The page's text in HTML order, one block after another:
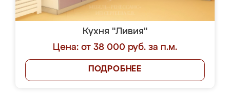
Кухня "Ливия"
Цена: от 38 000 руб. за п.м.
ПОДРОБНЕЕ